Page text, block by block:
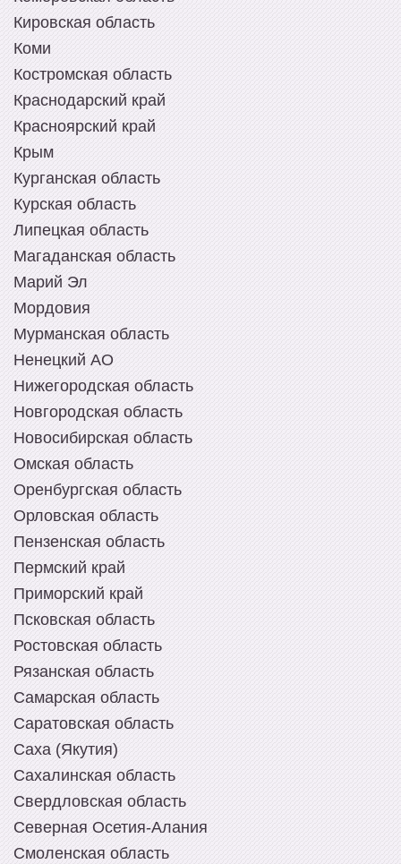
Кировская область
Коми
Костромская область
Краснодарский край
Красноярский край
Крым
Курганская область
Курская область
Липецкая область
Магаданская область
Марий Эл
Мордовия
Мурманская область
Ненецкий АО
Нижегородская область
Новгородская область
Новосибирская область
Омская область
Оренбургская область
Орловская область
Пензенская область
Пермский край
Приморский край
Псковская область
Ростовская область
Рязанская область
Самарская область
Саратовская область
Саха (Якутия)
Сахалинская область
Свердловская область
Северная Осетия-Алания
Смоленская область